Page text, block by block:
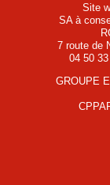
Site
SA à
7 route de
04 50
GROUPE